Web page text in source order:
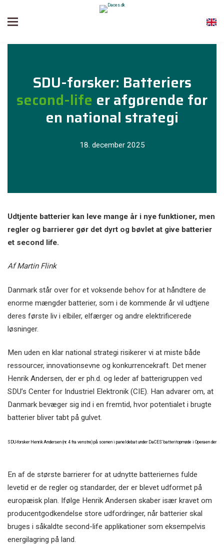
SDU-forsker: Batteriers
second-life er afgørende for
en national strategi
18. december 2025
Udtjente batterier kan leve mange år i nye funktioner, men
regler og barrierer gør det dyrt og bøvlet at give batterier
et second life.
Af Martin Flink
Danmark står over for et voksende behov for at håndtere de
enorme mængder batterier, som i de kommende år vil udtjene
deres første liv i elbiler, elfærger og andre elektrificerede
løsninger.
Men uden en klar national strategi risikerer vi at miste både
ressourcer, innovationsevne og konkurrencekraft. Det mener
Henrik Andersen, der er ph.d. og leder af batterigruppen ved
SDU’s Center for Industriel Elektronik (CIE). Han advarer om, at
Danmark bevæger sig ind i en fremtid, hvor potentialet i brugte
batterier bliver tabt på gulvet.
SDU-forsker Henrik Andersen (nr. 4 fra venstre) på scenen i paneldebat under DaCES’ batteritopmøde i Operaen den 5.
En af de største barrierer for at udnytte batteriernes fulde
levetid er de regler og standarder, der er blevet udformet på
europæisk plan. Ifølge Henrik Andersen skaber især kravet om
producentgodkendelse store udfordringer, når batterier skal
bruges i såkaldte second-life applikationer som eksempelvis
energilagring på land.